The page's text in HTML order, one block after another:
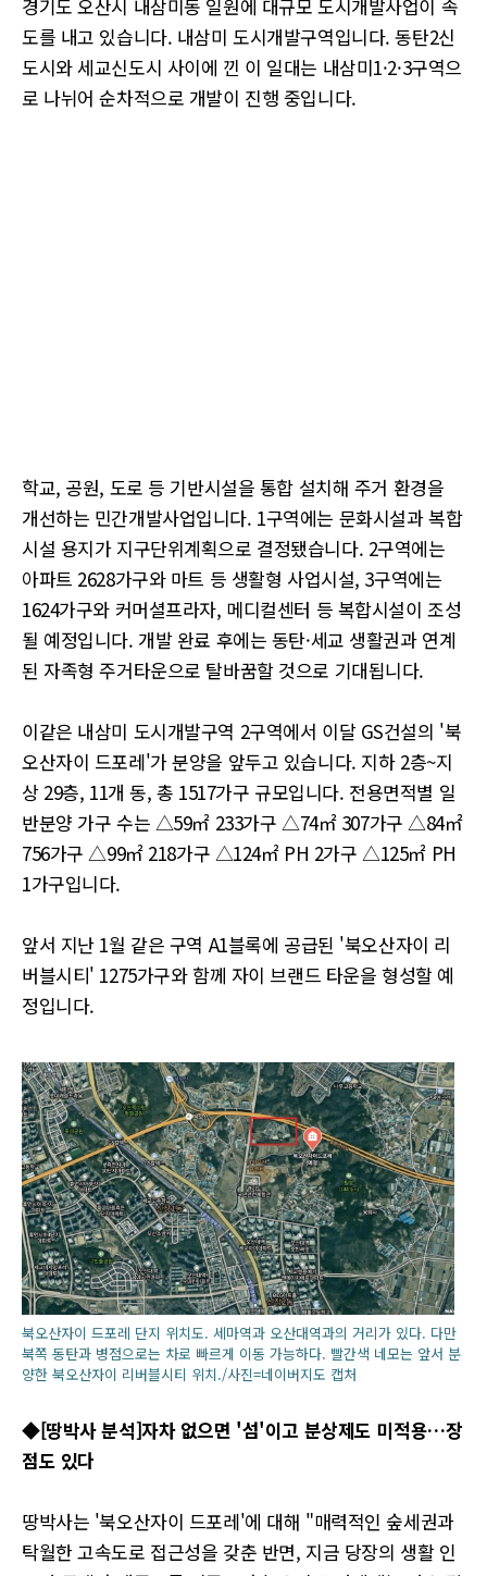
경기도 오산시 내삼미동 일원에 대규모 도시개발사업이 속
도를 내고 있습니다. 내삼미 도시개발구역입니다. 동탄2신
도시와 세교신도시 사이에 낀 이 일대는 내삼미1·2·3구역으
로 나뉘어 순차적으로 개발이 진행 중입니다.
학교, 공원, 도로 등 기반시설을 통합 설치해 주거 환경을
개선하는 민간개발사업입니다. 1구역에는 문화시설과 복합
시설 용지가 지구단위계획으로 결정됐습니다. 2구역에는
아파트 2628가구와 마트 등 생활형 사업시설, 3구역에는
1624가구와 커머셜프라자, 메디컬센터 등 복합시설이 조성
될 예정입니다. 개발 완료 후에는 동탄·세교 생활권과 연계
된 자족형 주거타운으로 탈바꿈할 것으로 기대됩니다.
이같은 내삼미 도시개발구역 2구역에서 이달 GS건설의 '북
오산자이 드포레'가 분양을 앞두고 있습니다. 지하 2층~지
상 29층, 11개 동, 총 1517가구 규모입니다. 전용면적별 일
반분양 가구 수는 △59㎡ 233가구 △74㎡ 307가구 △84㎡
756가구 △99㎡ 218가구 △124㎡ PH 2가구 △125㎡ PH
1가구입니다.
앞서 지난 1월 같은 구역 A1블록에 공급된 '북오산자이 리
버블시티' 1275가구와 함께 자이 브랜드 타운을 형성할 예
정입니다.
북오산자이 드포레 단지 위치도. 세마역과 오산대역과의 거리가 있다. 다만
북쪽 동탄과 병점으로는 차로 빠르게 이동 가능하다. 빨간색 네모는 앞서 분
양한 북오산자이 리버블시티 위치./사진=네이버지도 캡처
◆[땅박사 분석]자차 없으면 '섬'이고 분상제도 미적용…장
점도 있다
땅박사는 '북오산자이 드포레'에 대해 "매력적인 숲세권과
탁월한 고속도로 접근성을 갖춘 반면, 지금 당장의 생활 인